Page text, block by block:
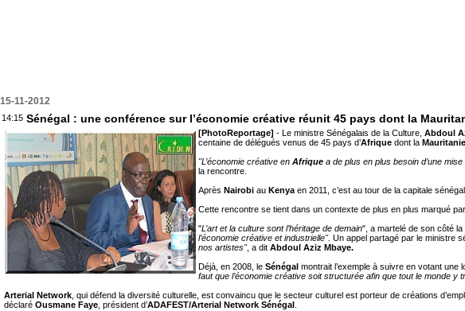
15-11-2012
14:15 Sénégal : une conférence sur l’économie créative réunit 45 pays dont la
[PhotoReportage] - Le ministre Sénégalais de la Culture, Abdoul
centaine de délégués venus de 45 pays d’Afrique dont la
"L’économie créative en Afrique a de plus en plus besoin d’une
la rencontre.
Après Nairobi au Kenyaen 2011, c’est au tour de la capitale
Cette rencontre se tient dans un contexte de plus en plus marqué
"L’art et la culture sont l’héritage de demain", a martelé de son côté la
l’économie créative et industrielle". Un appel partagé par le ministre
nos artistes", a dit Abdoul Aziz Mbaye.
Déjà, en 2008, le Sénégal montrait l’exemple à suivre en votant une
faut que l’économie créative soit structurée afin que tout le monde y
Arterial Network, qui défend la diversité culturelle, est convaincu que le secteur culturel est porteur de créations
déclaré Ousmane Faye, président d’ADAFEST/Arterial Network Sénégal .